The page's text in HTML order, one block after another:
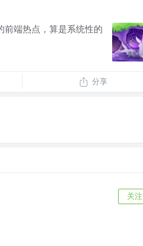
端热点，算是系统性的
分享
关注